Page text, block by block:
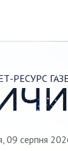
РЕСУРС
09 серпня